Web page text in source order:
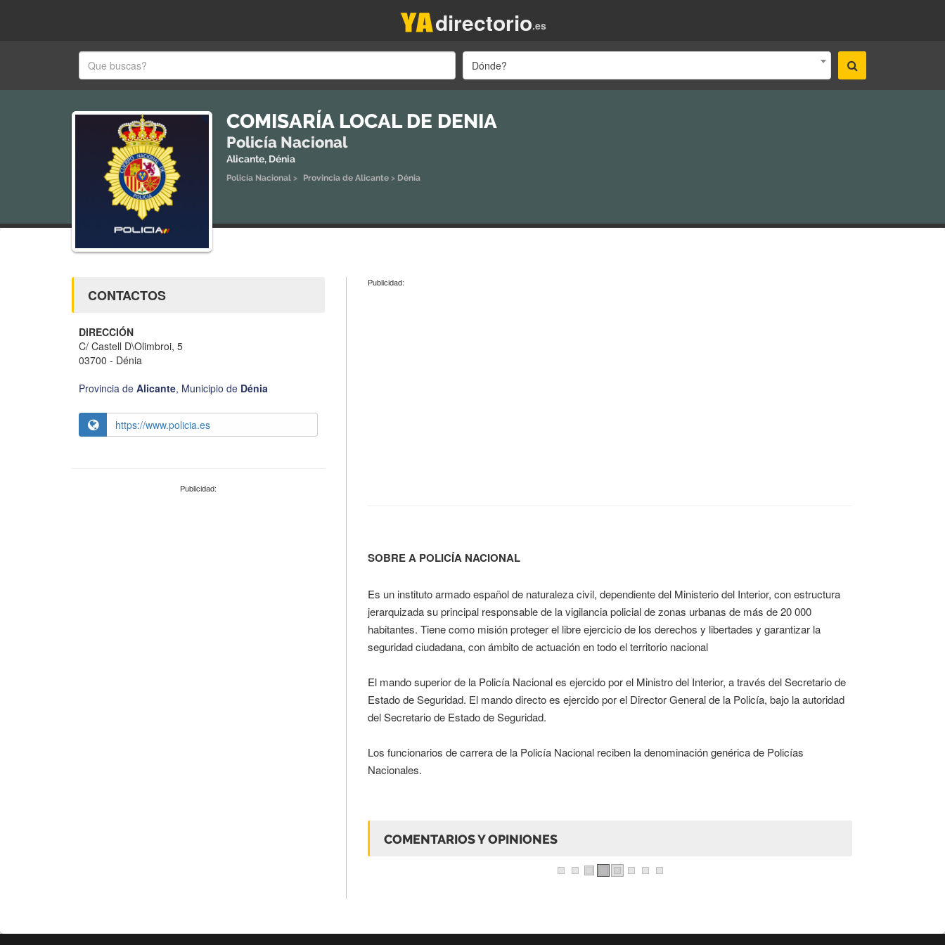
.es
directorio
Dónde?
COMISARÍA LOCAL DE DENIA
Policía Nacional
Alicante, Dénia
Policía Nacional > Provincia de Alicante > Dénia
CONTACTOS
DIRECCIÓN
C/ Castell D\Olimbroi, 5
03700 - Dénia
Provincia de Alicante, Municipio de Dénia
https://www.policia.es
Publicidad:
Publicidad:
SOBRE A POLICÍA NACIONAL
Es un instituto armado español de naturaleza civil, dependiente del Ministerio del Interior, con estructura
jerarquizada su principal responsable de la vigilancia policial de zonas urbanas de más de 20 000
habitantes. Tiene como misión proteger el libre ejercicio de los derechos y libertades y garantizar la
seguridad ciudadana, con ámbito de actuación en todo el territorio nacional
El mando superior de la Policía Nacional es ejercido por el Ministro del Interior, a través del Secretario de
Estado de Seguridad. El mando directo es ejercido por el Director General de la Policía, bajo la autoridad
del Secretario de Estado de Seguridad.
Los funcionarios de carrera de la Policía Nacional reciben la denominación genérica de Policías
Nacionales.
COMENTARIOS Y OPINIONES